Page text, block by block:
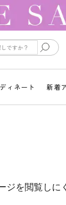
ィネート 新着
ジを閲覧しに